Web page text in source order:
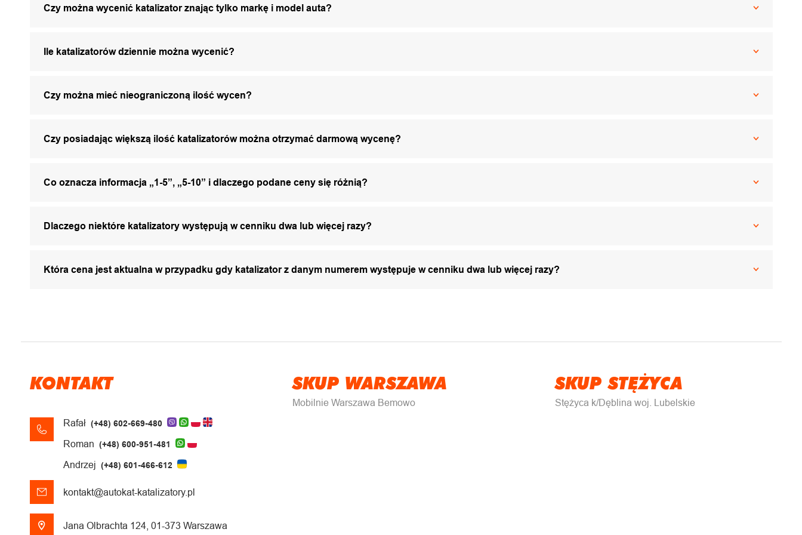
Czy można wycenić katalizator znając tylko markę i model auta?
Ile katalizatorów dziennie można wycenić?
Czy można mieć nieograniczoną ilość wycen?
Czy posiadając większą ilość katalizatorów można otrzymać darmową wycenę?
Co oznacza informacja „1-5”, „5-10” i dlaczego podane ceny się różnią?
Dlaczego niektóre katalizatory występują w cenniku dwa lub więcej razy?
Która cena jest aktualna w przypadku gdy katalizator z danym numerem występuje w cenniku dwa lub więcej razy?
KONTAKT
Rafał (+48) 602-669-480
Roman (+48) 600-951-481
Andrzej (+48) 601-466-612
kontakt@autokat-katalizatory.pl
Jana Olbrachta 124, 01-373 Warszawa
SKUP WARSZAWA
Mobilnie Warszawa Bemowo
SKUP STĘŻYCA
Stężyca k/Dęblina woj. Lubelskie